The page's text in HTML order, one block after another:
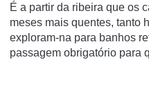
É a partir da ribeira que os
meses mais quentes, tanto
exploram-na para banhos
passagem obrigatório para